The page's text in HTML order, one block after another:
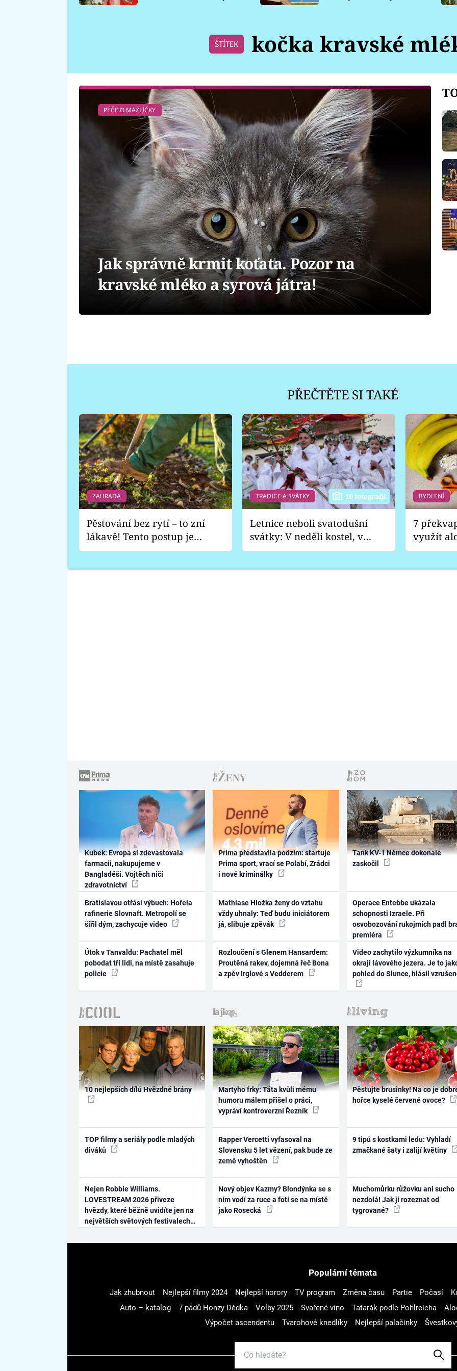
ŠTÍTEK kočka kravské
PÉČE O MAZLÍČKY
Jak správně krmit koťata. Pozor na
kravské mléko a syrová játra!
PŘEČTĚTE SI TAKÉ
ZAHRADA
Pěstování bez rytí – to zní
lákavě! Tento postup je
vhodný jen pro některé
TRADICE A SVÁTKY 10 fotografií
Letnice neboli svatodušní
svátky: V neděli kostel, v
pondělí zábava
BYDLENÍ
7
využít
Kubek: Evropa si zdevastovala
farmacii, nakupujeme v
Bangladéši. Vojtěch ničí
zdravotnictví
Bratislavou otřásl výbuch: Hořela
rafinerie Slovnaft. Metropolí se
šířil dým, zachycuje video
Útok v Tanvaldu: Pachatel měl
pobodat tři lidi, na místě zasahuje
policie
Prima představila podzim: startuje
Prima sport, vrací se Polabí, Zrádci
i nové kriminálky
Mathiase Hložka ženy do vztahu
vždy uhnaly: Teď budu iniciátorem
já, slibuje zpěvák
Rozloučení s Glenem Hansardem:
Proutěná rakev, dojemná řeč Bona
a zpěv Irglové s Vedderem
Tank KV-1 Němce dokonale
zaskočil
Operace Entebbe ukázala
schopnosti Izraele. Při
osvobozování rukojmích padl
premiéra
Video zachytilo výzkumníka na
okraji lávového jezera. Je to
pohled do Slunce, hlásil
10 nejlepších dílů Hvězdné brány
TOP filmy a seriály podle mladých
diváků
Nejen Robbie Williams.
LOVESTREAM 2026 přiveze
hvězdy, které běžně uvidíte jen na
největších světových festivalech
Martyho frky: Táta kvůli mému
humoru málem přišel o práci,
vypráví kontroverzní Řezník
Rapper Vercetti vyfasoval na
Slovensku 5 let vězení, pak bude ze
země vyhoštěn
Nový objev Kazmy? Blondýnka se s
ním vodí za ruce a fotí se na místě
jako Rosecká
Pěstujte brusinky! Na co je
hořce kyselé červené ovoce?
9 tipů s kostkami ledu: Vyhladí
zmačkané šaty i zalijí květiny
Muchomůrku růžovku ani sucho
nezdolá! Jak ji rozeznat od
tygrované?
Populární témata
Jak zhubnout Nejlepší filmy 2024 Nejlepší horory TV program Změna času Partie Počasí
Auto – katalog
7 pádů Honzy Dědka Volby 2025 Svařené víno Tatarák podle Pohlreicha
Výpočet ascendentu
Tvarohové knedlíky Nejlepší palačinky